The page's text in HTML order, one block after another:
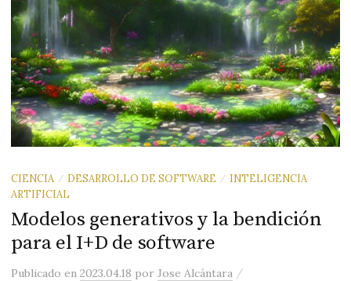
CIENCIA / DESARROLLO DE SOFTWARE / INTELIGENCIA
ARTIFICIAL
Modelos generativos y la bendición
para el I+D de software
Publicadoen2023.04.18 porJose Alcántara /